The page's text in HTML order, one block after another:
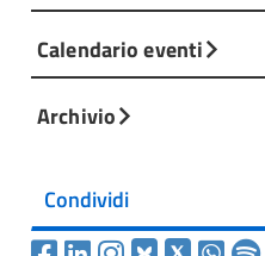
Calendario eventi
Archivio
Condividi